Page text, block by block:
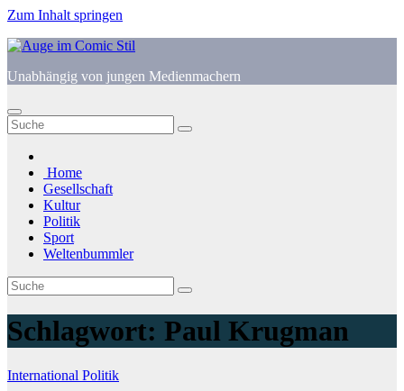
Zum Inhalt springen
Unabhängig von jungen Medienmachern
Home
Gesellschaft
Kultur
Politik
Sport
Weltenbummler
Schlagwort: Paul Krugman
International Politik